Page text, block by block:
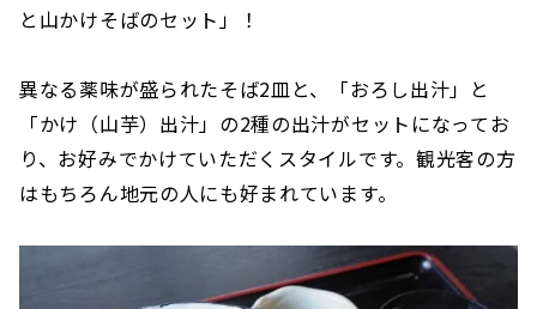
と山かけそばのセット」！
異なる薬味が盛られたそば2皿と、「おろし出汁」と
「かけ（山芋）出汁」の2種の出汁がセットになってお
り、お好みでかけていただくスタイルです。観光客の方
はもちろん地元の人にも好まれています。